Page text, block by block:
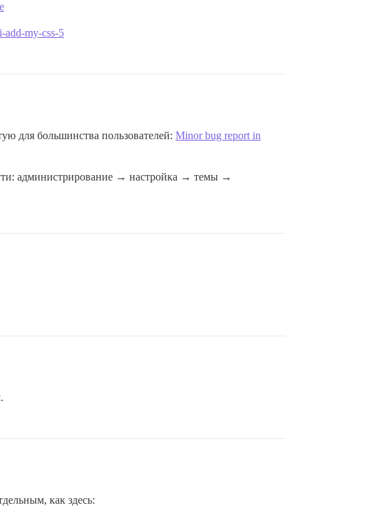
add-my-css-5
для большинства пользователей: Minor bug report in
администрирование → настройка → темы →
как здесь: